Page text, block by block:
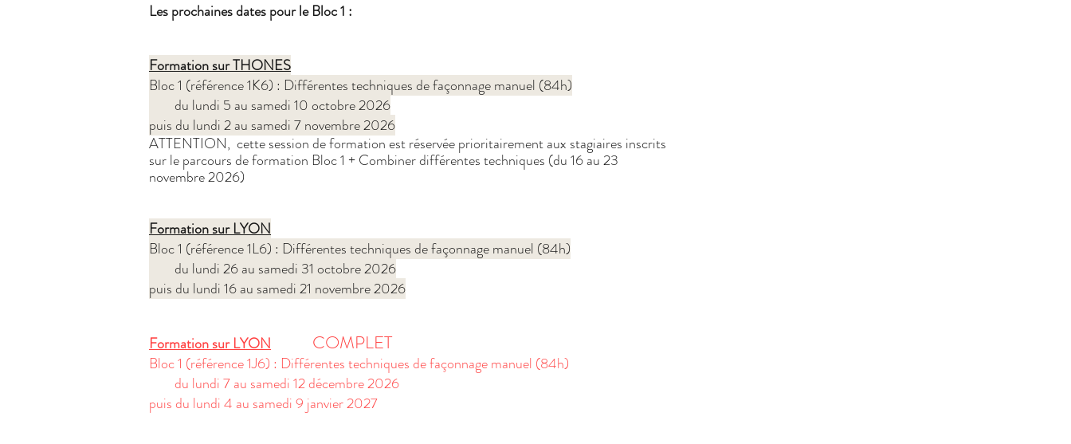
Les prochaines dates pour le Bloc 1 :
Formation sur THONES
Bloc 1 (référence 1K6) : Différentes techniques de façonnage manuel (84h)
du lundi 5 au samedi 10 octobre 2026
puis du lundi 2 au samedi 7 novembre 2026
ATTENTION, cette session de formation est réservée prioritairement aux stagiaires inscrits
sur le parcours de formation Bloc 1 + Combiner différentes techniques (du 16 au 23
novembre 2026)​
Formation sur LYON
Bloc 1 (référence 1L6) : Différentes techniques de façonnage manuel (84h)
du lundi 26 au samedi 31 octobre 2026
puis du lundi 16 au samedi 21 novembre 2026
Formation sur LYON COMPLET
Bloc 1 (référence 1J6) : Différentes techniques de façonnage manuel (84h)
du lundi 7 au samedi 12 décembre 2026
puis du lundi 4 au samedi 9 janvier 2027